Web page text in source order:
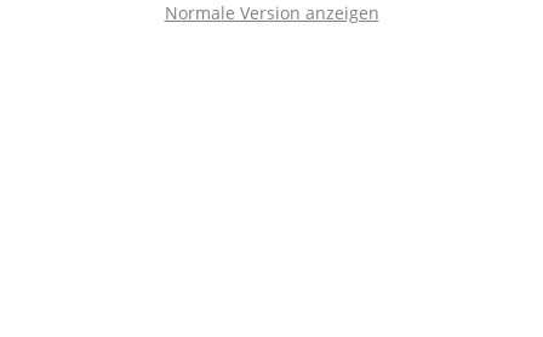
Normale Version anzeigen